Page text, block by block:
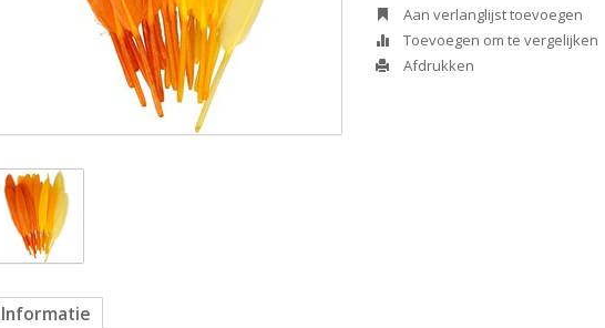
Aan verlanglijst toevoegen
Toevoegen om te vergelijken
Afdrukken
Informatie